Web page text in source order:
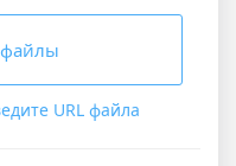
URL файла